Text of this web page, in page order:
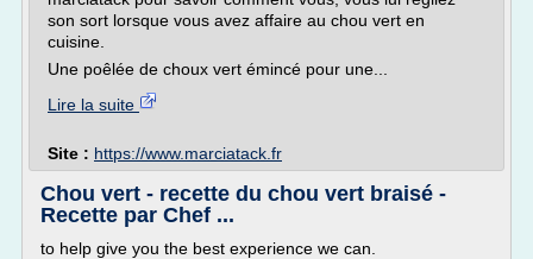
son sort lorsque vous avez affaire au chou vert en
cuisine.
Une poêlée de choux vert émincé pour une...
Lire la suite
Site : https://www.marciatack.fr
Chou vert - recette du chou vert braisé -
Recette par Chef ...
to help give you the best experience we can.